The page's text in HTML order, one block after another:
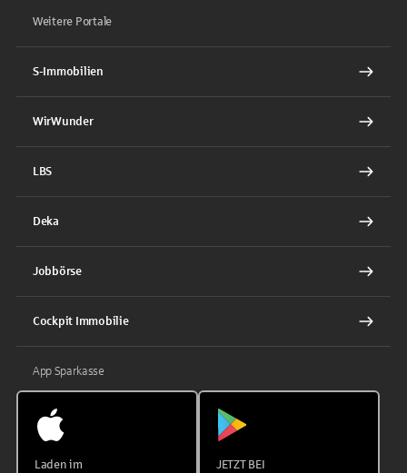
Weitere Portale
S-Immobilien
WirWunder
LBS
Deka
Jobbörse
Cockpit Immobilie
App Sparkasse
Laden im JETZT BEI